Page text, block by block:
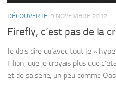
DÉCOUVERTE 9 NOVEMBRE 2012
Firefly, c’est pas de la
Je dois dire qu’avec tout le «
Filion, que je croyais plus que
et de sa série, un peu comme